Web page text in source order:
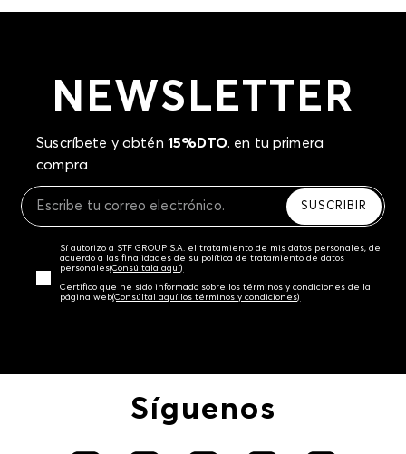
NEWSLETTER
Suscríbete y obtén 15%DTO. en tu primera
compra
SUSCRIBIR
Sí autorizo a STF GROUP S.A. el tratamiento de mis datos personales, de
acuerdo a las finalidades de su política de tratamiento de datos
personales‎(Consúltala aquí)
Certifico que he sido informado sobre los términos y condiciones de la
página web‎(Consúltal aquí los términos y condiciones)
Síguenos